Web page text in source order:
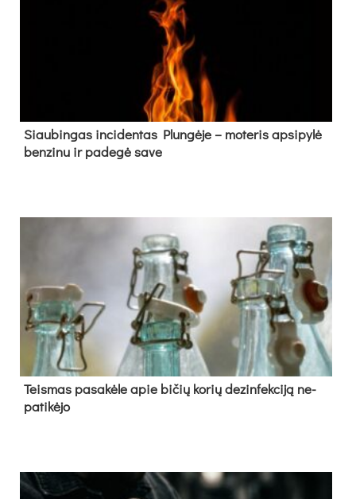
Siau­bin­gas in­ci­den­tas Plun­gė­je – mo­te­ris ap­si­py­lė
ben­zi­nu ir pa­de­gė sa­ve
Teis­mas pa­sa­kė­le apie bi­čių ko­rių de­zin­fek­ci­ją ne­
pa­ti­kė­jo